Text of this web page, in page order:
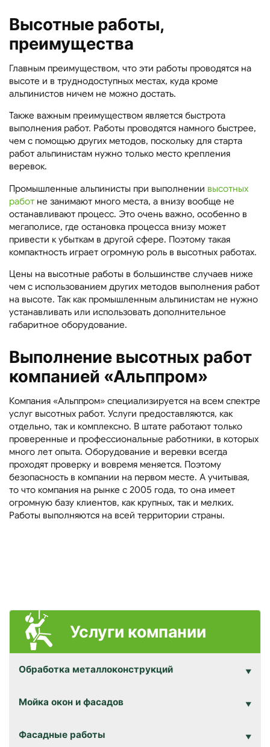
Высотные работы,
преимущества
Главным преимуществом, что эти работы проводятся на
высоте и в труднодоступных местах, куда кроме
альпинистов ничем не можно достать.
Также важным преимуществом является быстрота
выполнения работ. Работы проводятся намного быстрее,
чем с помощью других методов, поскольку для старта
работ альпинистам нужно только место крепления
веревок.
Промышленные альпинисты при выполнении высотных
работ не занимают много места, а внизу вообще не
останавливают процесс. Это очень важно, особенно в
мегаполисе, где остановка процесса внизу может
привести к убыткам в другой сфере. Поэтому такая
компактность играет огромную роль в высотных работах.
Цены на высотные работы в большинстве случаев ниже
чем с использованием других методов выполнения работ
на высоте. Так как промышленным альпинистам не нужно
устанавливать или использовать дополнительное
габаритное оборудование.
Выполнение высотных работ
компанией «Альппром»
Компания «Альппром» специализируется на всем спектре
услуг высотных работ. Услуги предоставляются, как
отдельно, так и комплексно. В штате работают только
проверенные и профессиональные работники, в которых
много лет опыта. Оборудование и веревки всегда
проходят проверку и вовремя меняется. Поэтому
безопасность в компании на первом месте. А учитывая,
то что компания на рынке с 2005 года, то она имеет
огромную базу клиентов, как крупных, так и мелких.
Работы выполняются на всей территории страны.
Услуги компании
Обработка металлоконструкций
Мойка окон и фасадов
Фасадные работы